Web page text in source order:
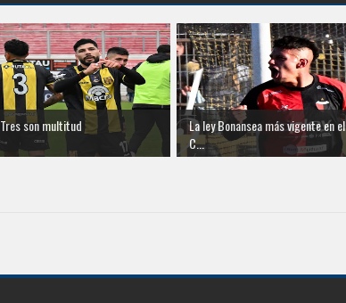
Tres son multitud
La ley Bonansea más vigente en el
C...